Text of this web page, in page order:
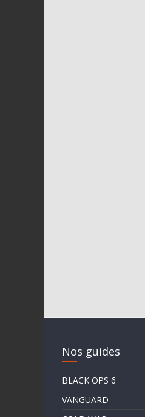
Nos guides
BLACK OPS 6
VANGUARD